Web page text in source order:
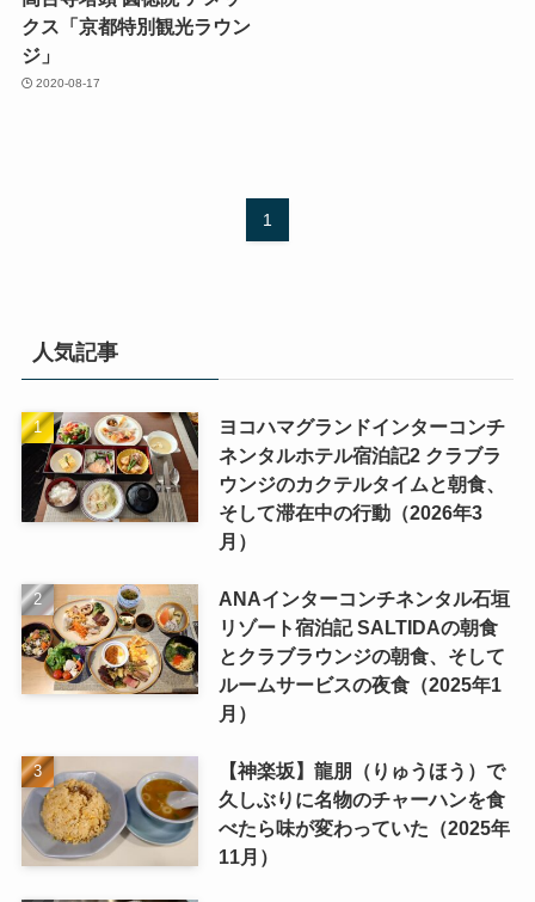
クス「京都特別観光ラウン
ジ」
2020-08-17
1
人気記事
ヨコハマグランドインターコンチ
ネンタルホテル宿泊記2 クラブラ
ウンジのカクテルタイムと朝食、
そして滞在中の行動（2026年3
月）
ANAインターコンチネンタル石垣
リゾート宿泊記 SALTIDAの朝食
とクラブラウンジの朝食、そして
ルームサービスの夜食（2025年1
月）
【神楽坂】龍朋（りゅうほう）で
久しぶりに名物のチャーハンを食
べたら味が変わっていた（2025年
11月）